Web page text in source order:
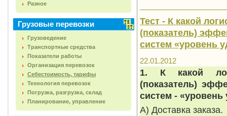
Разное
Грузовые перевозки
Грузоведение
Транспортные средства
Показатели работы
Организация перевозок
Себестоимость, тарифы
Технология перевозок
Погрузка, разгрузка, склад
Планирование, управление
Тест - К какой
(показатель)
систем «уровень
22.01.2012
1. К какой
(показатель)
систем - «уровень
А) Доставка заказа.